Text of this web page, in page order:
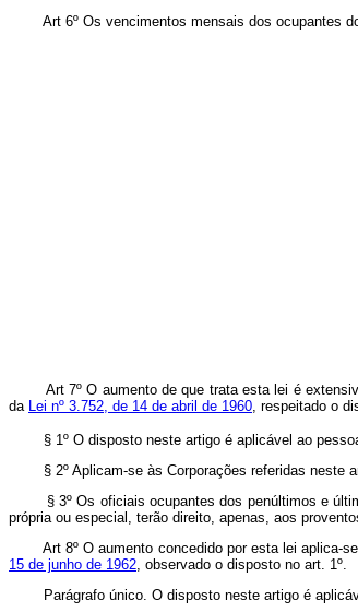
Art 6º Os vencimentos mensais dos
Art 7º O aumento de que trata esta lei é
da Lei nº 3.752, de 14 de abril de 1960, respeitado o
§ 1º O disposto neste artigo é aplicável ao
§ 2º Aplicam-se às Corporações referidas neste
§ 3º Os oficiais ocupantes dos penúltimos e
própria ou especial, terão direito, apenas, aos
Art 8º O aumento concedido por esta lei aplica-
15 de junho de 1962, observado o disposto no art. 1º.
Parágrafo único. O disposto neste artigo é